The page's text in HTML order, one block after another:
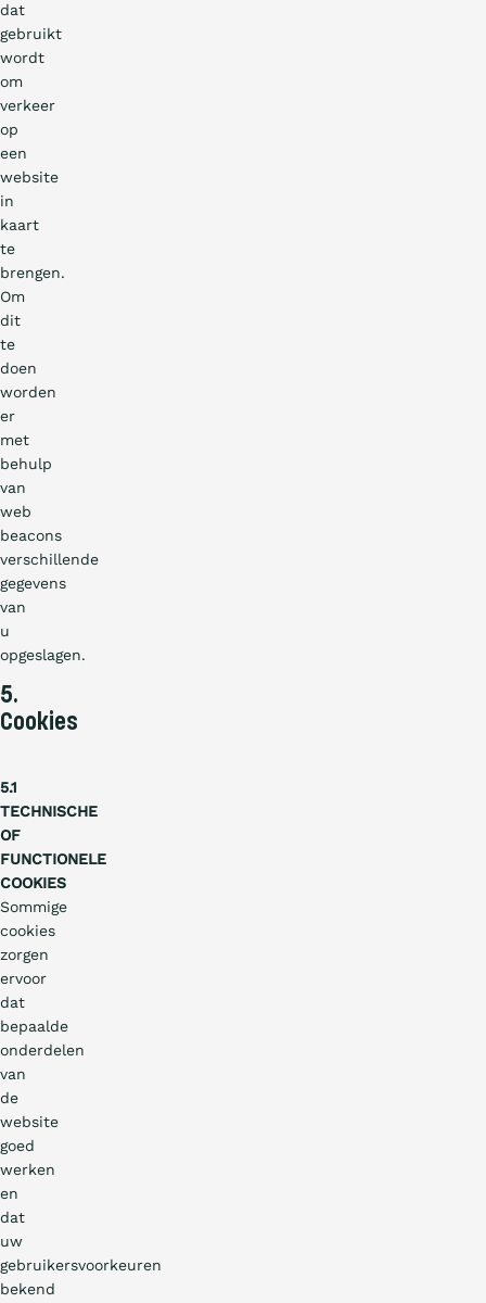
dat
gebruikt
wordt
om
verkeer
op
een
website
in
kaart
te
brengen.
Om
dit
te
doen
worden
er
met
behulp
van
web
beacons
verschillende
gegevens
van
u
opgeslagen.
5.
Cookies
5.1
TECHNISCHE
OF
FUNCTIONELE
COOKIES
Sommige
cookies
zorgen
ervoor
dat
bepaalde
onderdelen
van
de
website
goed
werken
en
dat
uw
gebruikersvoorkeuren
bekend